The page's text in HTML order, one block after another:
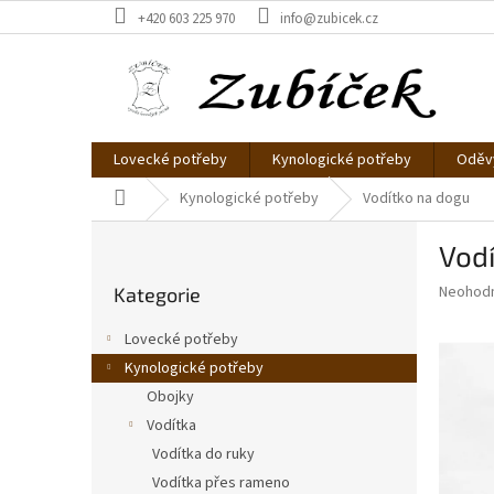
na
+420 603 225 970 info@zubicek.cz
Lovecké potřeby Kynologické potřeby
Domů Kynologické potřeby Vodítko na dogu
a
n
kategorie
Kategorie
Lovecké potřeby
Kynologické potřeby
Obojky
Vodítka
Vodítka do ruky
Vodítka přes rameno